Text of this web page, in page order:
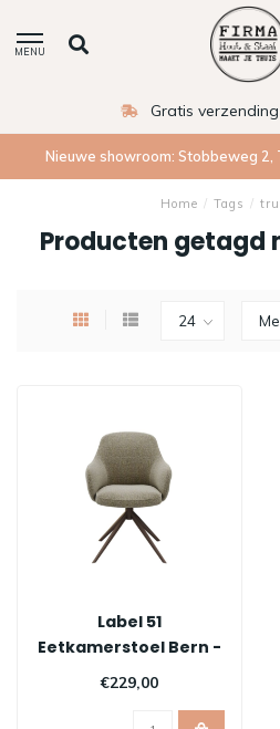
MENU
Gratis
Nieuwe showroom: Stobbeweg 2,
Home / Tags /
Producten getagd
Label 51
Eetkamerstoel Bern -
Mushroom
€229,00